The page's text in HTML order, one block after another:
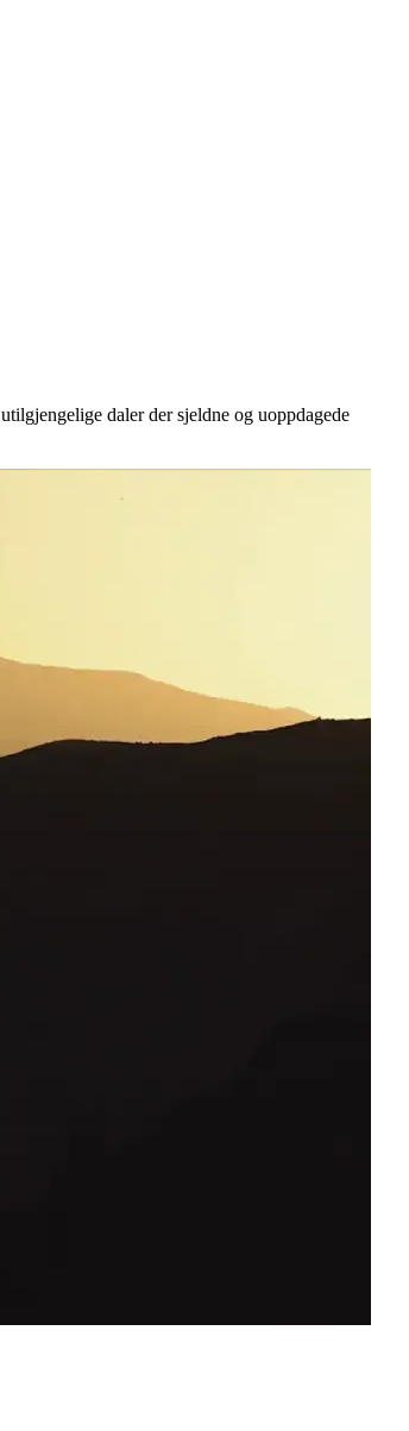
daler der sjeldne og uoppdagede